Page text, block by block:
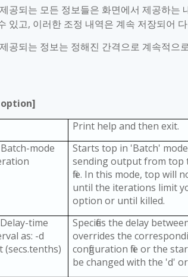
공되는 모든 정보들은 화면에서 제공하는
있고, 이러한 조정 내역은 계속 저장되어
공되는 정보는 정해진 간격으로 계속적으
option]
Print help and then exit.
mode
Starts top in 'Batch'
sending output from top
file. In this mode, top will
until the iterations limit
option or until killed.
time
as: -d
(secs.tenths)
Specifies the delay
overrides the
configuration file or the
be changed with the 'd'